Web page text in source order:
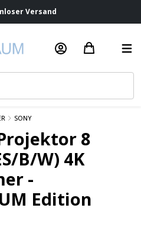
& Service
SONY
8
B/W) 4K
-
Edition